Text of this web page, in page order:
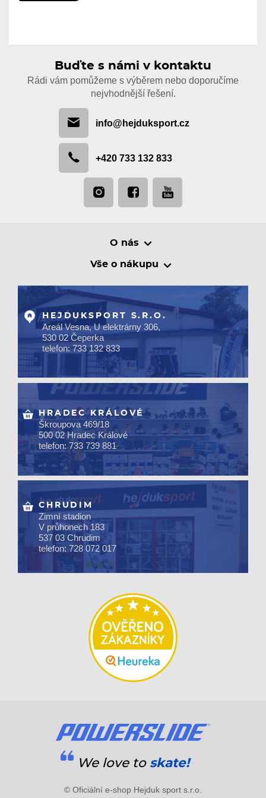
Buďte s námi v kontaktu
Rádi vám pomůžeme s výběrem nebo doporučíme
nejvhodnější řešení.
info@hejduksport.cz
+420 733 132 833
O nás
Vše o nákupu
HEJDUKSPORT S.R.O.
Areál Vesna, U elektrárny 306,
530 02 Čeperka
telefon: 733 132 833
HRADEC KRÁLOVÉ
Škroupova 469/18
500 02 Hradec Králové
telefon: 733 739 881
CHRUDIM
Zimní stadion
V průhonech 183
537 03 Chrudim
telefon: 728 072 017
We love to skate!
© Oficiální e-shop Hejduk sport s.r.o.